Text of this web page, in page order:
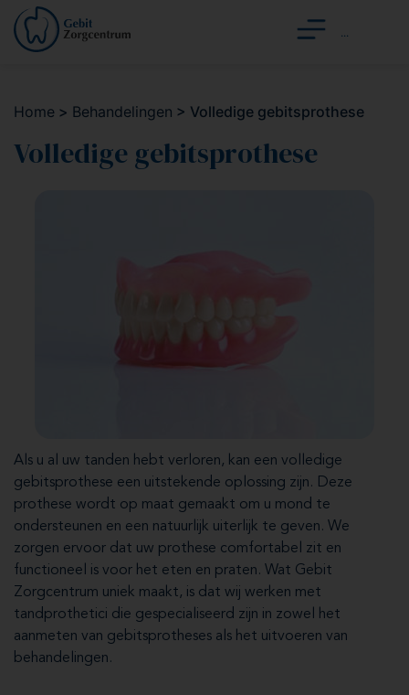
Home > Behandelingen > Volledige gebitsprothese
Volledige gebitsprothese
Als u al uw tanden hebt verloren, kan een volledige
gebitsprothese een uitstekende oplossing zijn. Deze
prothese wordt op maat gemaakt om u mond te
ondersteunen en een natuurlijk uiterlijk te geven. We
zorgen ervoor dat uw prothese comfortabel zit en
functioneel is voor het eten en praten. Wat Gebit
Zorgcentrum uniek maakt, is dat wij werken met
tandprothetici die gespecialiseerd zijn in zowel het
aanmeten van gebitsprotheses als het uitvoeren van
behandelingen.